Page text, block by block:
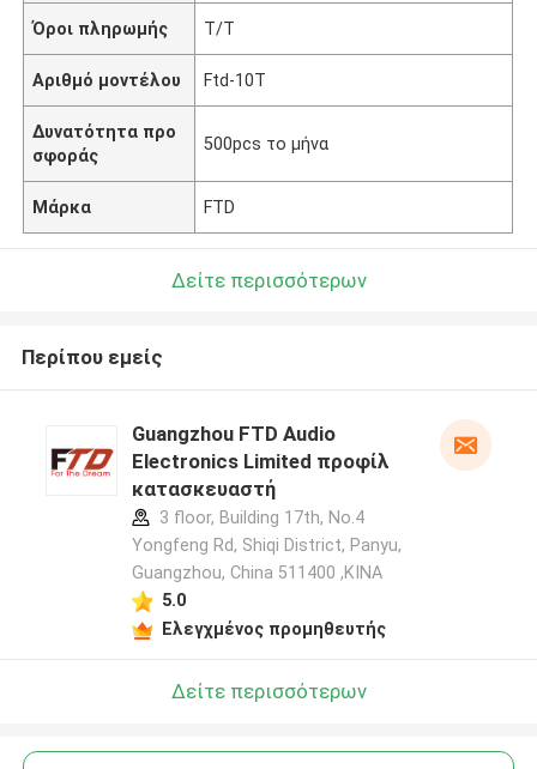
Όροι πληρωμής T/T
Αριθμό μοντέλου Ftd-10T
Δυνατότητα προ
σφοράς
500pcs το μήνα
Μάρκα FTD
Δείτε περισσότερων
Περίπου εμείς
Guangzhou FTD Audio
Electronics Limited προφίλ
κατασκευαστή
3 floor, Building 17th, No.4
Yongfeng Rd, Shiqi District, Panyu,
Guangzhou, China 511400 ,ΚΙΝΑ
5.0
Ελεγχμένος προμηθευτής
Δείτε περισσότερων